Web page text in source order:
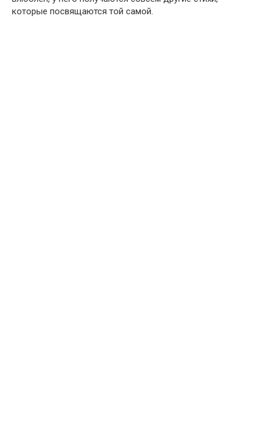
которые посвящаются той самой.